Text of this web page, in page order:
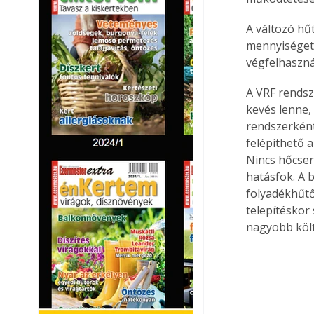
A változó
A VRF
kevés
felépíthető
Nincs
hatásfok. A
telepítéskor
nagyobb